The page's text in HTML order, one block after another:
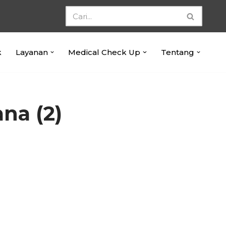
Layanan Medical Check Up Tentang
(2)